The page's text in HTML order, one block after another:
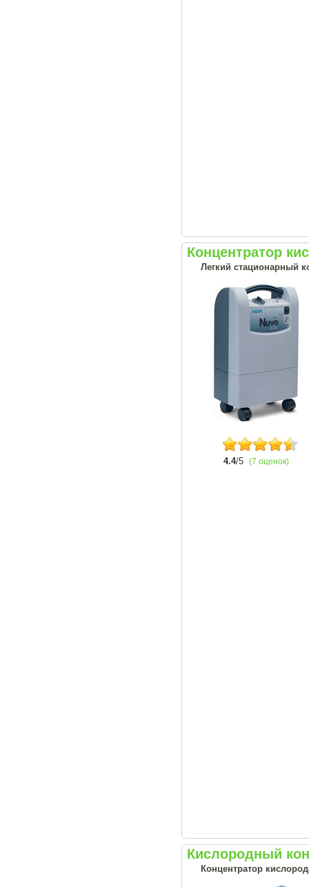
Концентратор
Легкий стационарный
4.4/5 (7 оценок)
Кислородный
Концентратор